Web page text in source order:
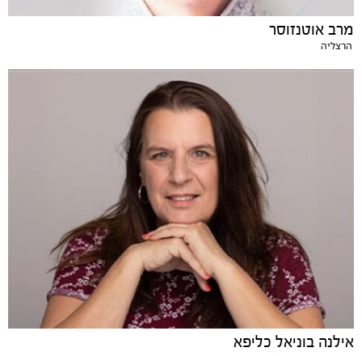
מרב אוטנזוסר
הרצליה
אילנה בוניאל כליפא